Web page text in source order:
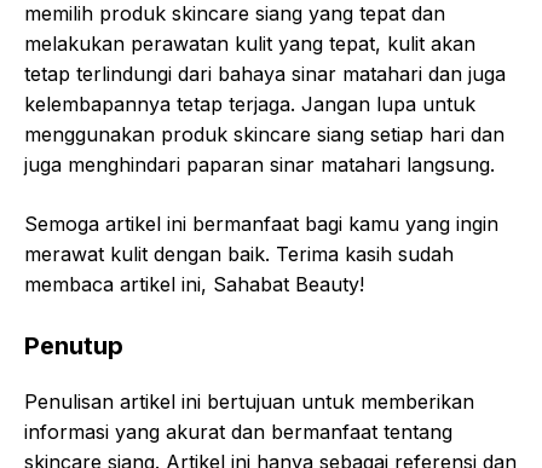
memilih produk skincare siang yang tepat dan
melakukan perawatan kulit yang tepat, kulit akan
tetap terlindungi dari bahaya sinar matahari dan juga
kelembapannya tetap terjaga. Jangan lupa untuk
menggunakan produk skincare siang setiap hari dan
juga menghindari paparan sinar matahari langsung.
Semoga artikel ini bermanfaat bagi kamu yang ingin
merawat kulit dengan baik. Terima kasih sudah
membaca artikel ini, Sahabat Beauty!
Penutup
Penulisan artikel ini bertujuan untuk memberikan
informasi yang akurat dan bermanfaat tentang
skincare siang. Artikel ini hanya sebagai referensi dan